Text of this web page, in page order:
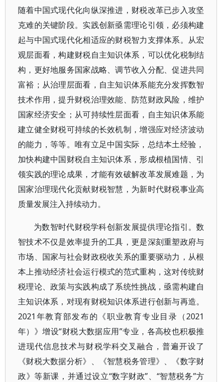
随着中国式现代化向纵深推进，财税改革已步入攻坚
克难的关键阶段。实践创新亟需理论引领，必须构建
起与中国式现代化相适应的财税智力支撑体系。从宏
观层面看，构建财税自主知识体系，可以优化税制结
构，更好地服务国家战略、调节收入分配、促进共同
富裕；从治理层面看，自主知识体系能充分发挥数智
技术作用，提升财税治理效能、防范财政风险，维护
国家经济安全；从可持续性层面看，自主知识体系能
建立健全财税可持续的长效机制，增强应对经济波动
的能力，等等。唯有立足中国实际，总结本土经验，
加快构建中国财税自主知识体系，形成根植国情、引
领实践的理论成果，才能有效破解改革发展难题，为
国家治理现代化贡献财税智慧，为新时代财税事业高
质量发展注入持续动力。
为数智时代财税学科创新发展提供理论指引。数
智技术不仅是效率提升的工具，更是深刻重塑政府与
市场、国家与社会财政税收关系的重要驱动力，从根
本上推动经济社会运行模式的范式重构，这对传统财
税理论、政策与实践构成了系统性挑战，亟需构建自
主知识体系，对现有财税知识体系进行创新与再造。
2021年教育部发布的《职业教育专业目录（2021
年）》增设“财税大数据应用”专业，各高校也积极推
进现代信息技术与财税学科交叉融合，普遍开设了
《财税大数据分析》、《智慧税务管理》、《数字财
政》等新课，并通过设立“数字财政”、“智慧税务”方